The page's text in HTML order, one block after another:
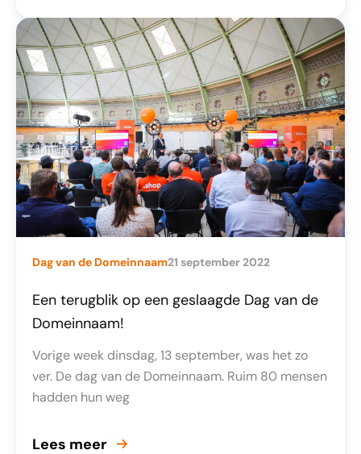
Dag van de Domeinnaam21 september 2022
Een terugblik op een geslaagde Dag van de
Domeinnaam!
Vorige week dinsdag, 13 september, was het zo
ver. De dag van de Domeinnaam. Ruim 80 mensen
hadden hun weg
Lees meer